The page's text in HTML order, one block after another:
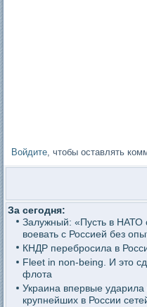
Войдите , чтобы оставлять
За сегодня:
Залужный: «Пусть в НАТО
воевать с Россией без
КНДР перебросила в
Fleet in non-being. И это
флота
Украина впервые ударила
крупнейших в России